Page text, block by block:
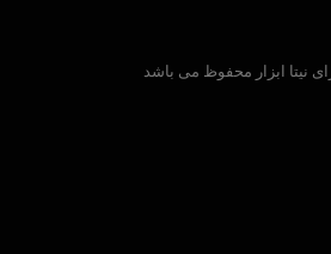
نیتا ابزار محفوظ می باشد